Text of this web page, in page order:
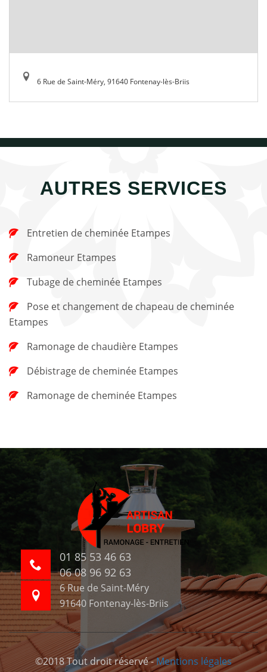
6 Rue de Saint-Méry, 91640 Fontenay-lès-Briis
AUTRES SERVICES
Entretien de cheminée Etampes
Ramoneur Etampes
Tubage de cheminée Etampes
Etampes
Ramonage de chaudière Etampes
Débistrage de cheminée Etampes
Ramonage de cheminée Etampes
01 85 53 46 63
06 08 96 92 63
6 Rue de Saint-Méry
91640 Fontenay-lès-Briis
©2018 Tout droit réservé -Mentions légales